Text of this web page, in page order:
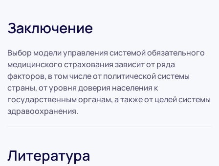
Заключение
Выбор модели управления системой обязательного
медицинского страхования зависит от ряда
факторов, в том числе от политической системы
страны, от уровня доверия населения к
государственным органам, а также от целей системы
здравоохранения.
Литература